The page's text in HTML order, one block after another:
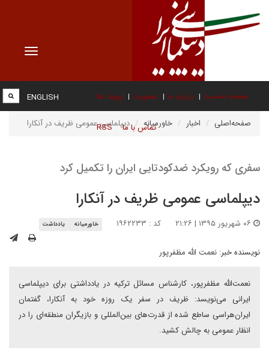
Toggle
صفحه نخست درباره ما عضویت پیوند ها
تماس با ما RSS
ENGLISH
صفحه‌اصلی اخبار خاورمیانه دیپلماسی عمومی ظریف در آنکارا
سفری که رویکرد ضدکودتایی ایران را تکمیل کرد
دیپلماسی عمومی ظریف در آنکارا
کد : ۱۹۶۲۲۳۳ خاورمیانه یادداشت
نویسنده خبر: نعمت الله مظفرپور
نعمت‌الله مظفرپور، کارشناس مسائل ترکیه در یادداشتی برای دیپلماسی
ایرانی می‌نویسد: ظریف در سفر یک روزه خود به آنکارا، گفتمان
ایران‌هراسی ساطع شده از قدرت‌های بین‌المللی و بازیگران منطقه‌ای را در
انظار عمومی به چالش کشید.